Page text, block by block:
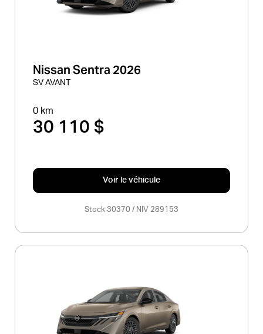
Nissan Sentra 2026
SV AVANT
0 km
30 110 $
Voir le véhicule
Stock 30370 / NIV 289153